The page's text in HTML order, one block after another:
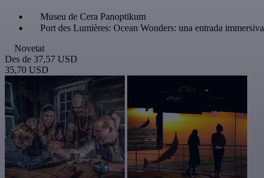
Museu de Cera Panoptikum
Port des Lumières: Ocean Wonders: una entrada immersiva
Novetat
Des de 37,57 USD
35,70 USD